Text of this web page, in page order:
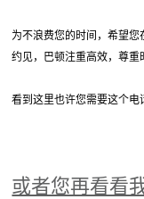
为不浪费您的时间，希望
约见，巴顿注重高效，尊重
看到这里也许您需要这个
或者您再看看